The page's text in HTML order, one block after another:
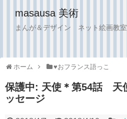
masausa 美術
まんが＆デザイン ネット絵画教室
ホーム ♥︎おフランス語っこ
保護中: 天使＊第54話 天
ッセージ